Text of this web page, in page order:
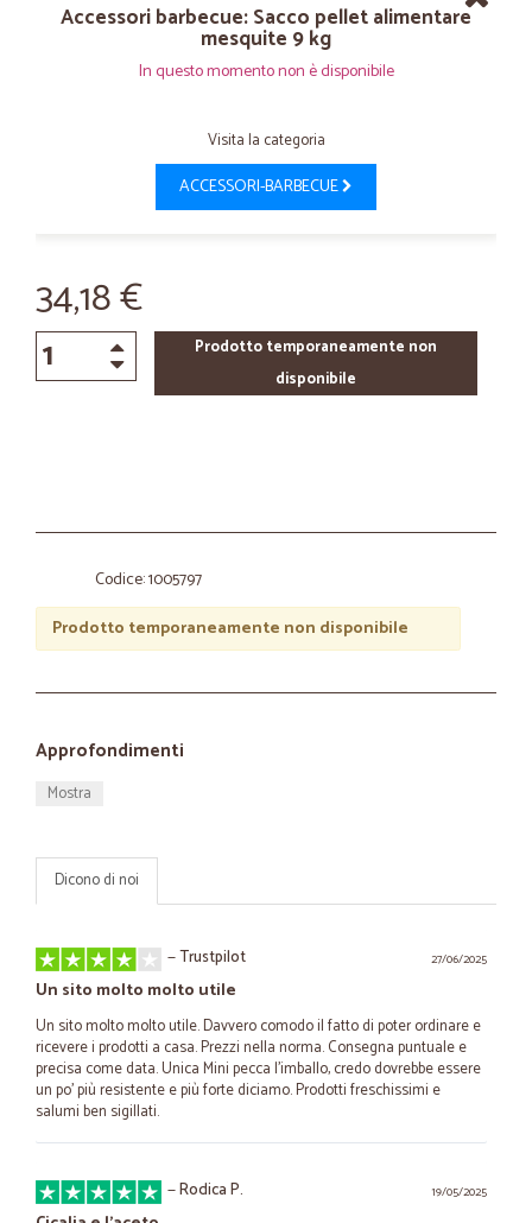
Accessori barbecue: Sacco pellet alimentare
mesquite 9 kg
In questo momento non è disponibile
Visita la categoria
ACCESSORI-BARBECUE
34,18 €
Prodotto temporaneamente non
disponibile
Codice: 1005797
Prodotto temporaneamente non disponibile
Approfondimenti
Mostra
Dicono di noi
27/06/2025
—Trustpilot
Un sito molto molto utile
Un sito molto molto utile. Davvero comodo il fatto di poter ordinare e
ricevere i prodotti a casa. Prezzi nella norma. Consegna puntuale e
precisa come data. Unica Mini pecca l’imballo, credo dovrebbe essere
un po’ più resistente e più forte diciamo. Prodotti freschissimi e
salumi ben sigillati.
19/05/2025
—Rodica P.